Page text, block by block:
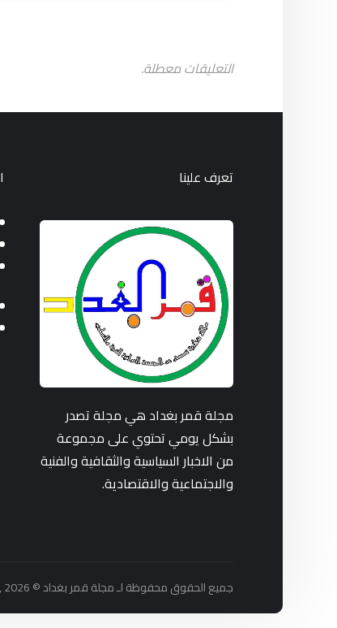
التعليقات معطلة.
تعرف علينا
مجلة قمر بغداد هي مجلة تصدر
بشكل يومي تحتوي على مجموعة
من الاخبار السياسية والثقافية والفنية
والاجتماعية والاقتصادية.
جميع الحقوق محفوظة لـ مجلة قمر بغداد © 2026 ,تصميم واستضافة شركة